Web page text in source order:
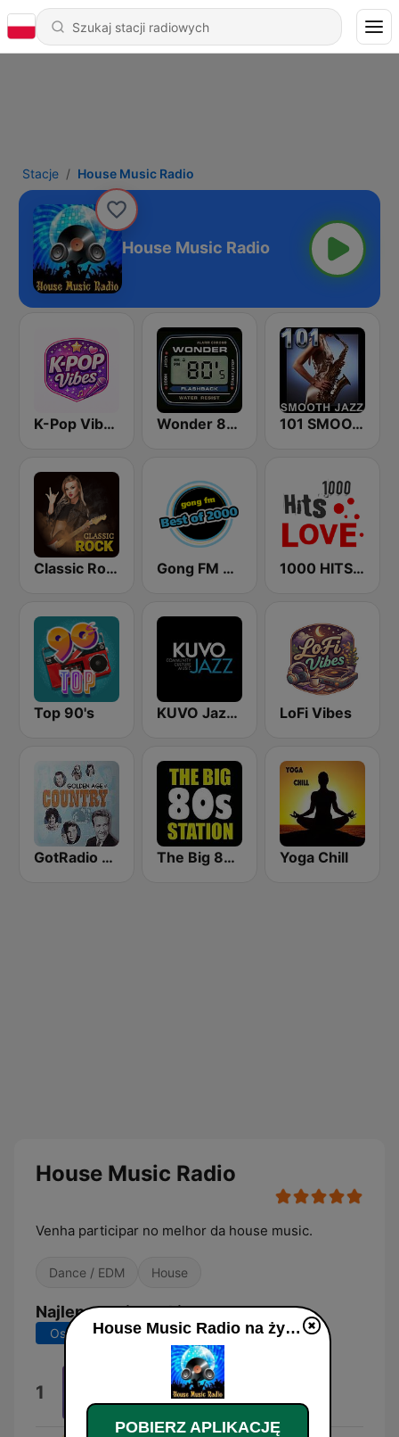
Stacje House Music Radio
House Music Radio
K-Pop Vibes Wonder 80's 101 SMOOTH JAZZ
Classic Rock Station Gong FM Best of 2000 1000 HITS Love
Top 90's KUVO Jazz 89.3 FM LoFi Vibes
GotRadio - Classic Country The Big 80s Station Yoga Chill
House Music Radio
Venha participar no melhor da house music.
Dance / EDM House
Najlepsze piosenki
Ostatnie 7 dni Ostatnie 30 dni
1 Teardrop
Poppy Baskcomb
House Music Radio na żywo
POBIERZ APLIKACJĘ